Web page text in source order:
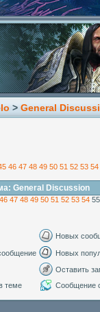
> General
46 47 48 49 50 51 52 53 54
General Discussion
46 47 48 49 50 51 52 53 54
Новых
Новых
Оставить
теме
Сообщение